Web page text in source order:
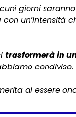
giorni
un’intensità
trasformerà in
condiviso.
di essere